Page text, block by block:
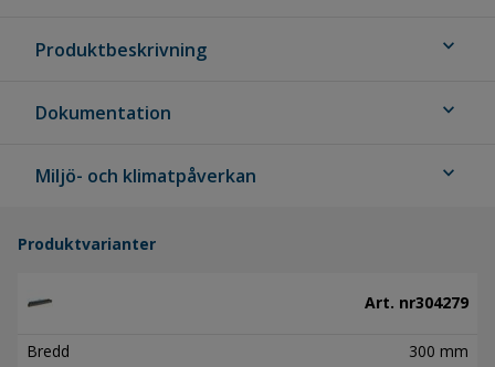
Produktbeskrivning expand_more
Dokumentation expand_more
Miljö- och klimatpåverkan expand_more
Produktvarianter
Art. nr304279
Bredd
300 mm